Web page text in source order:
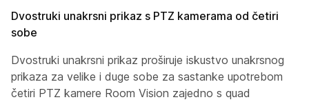
Dvostruki unakrsni prikaz s PTZ kamerama od četiri
sobe
Dvostruki unakrsni prikaz proširuje iskustvo unakrsnog
prikaza za velike i duge sobe za sastanke upotrebom
četiri PTZ kamere Room Vision zajedno s quad